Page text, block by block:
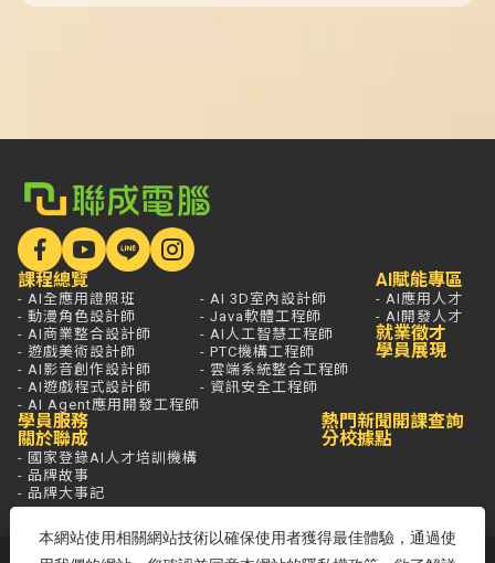
課程總覽
- AI全應用證照班
- 動漫角色設計師
- AI商業整合設計師
- 遊戲美術設計師
- AI影音創作設計師
- AI遊戲程式設計師
- AI Agent應用開發工程師
- AI 3D室內設計師
- Java軟體工程師
- AI人工智慧工程師
- PTC機構工程師
- 雲端系統整合工程師
- 資訊安全工程師
AI賦能專區
- AI應用人才
- AI開發人才
就業徵才
學員展現
學員服務
關於聯成
- 國家登錄AI人才培訓機構
- 品牌故事
- 品牌大事記
熱門新聞
分校據點
開課查詢
本網站使用相關網站技術以確保使用者獲得最佳體驗，通過使